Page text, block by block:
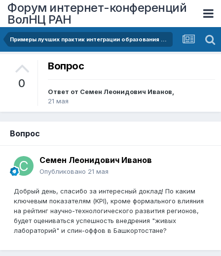
Форум интернет-конференций
ВолНЦ РАН
Примеры лучших практик интеграции образования и науки с промышленностью
0
Вопрос
Ответ от Семен Леонидович Иванов,
21 мая
Вопрос
Семен Леонидович Иванов
Опубликовано 21 мая
Добрый день, спасибо за интересный доклад! По каким
ключевым показателям (KPI), кроме формального влияния
на рейтинг научно-технологического развития регионов,
будет оцениваться успешность внедрения "живых
лабораторий" и спин-оффов в Башкортостане?